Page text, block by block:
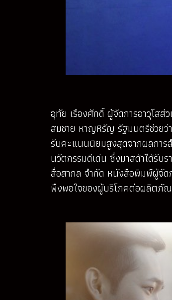
อุทัย เรืองศักดิ์ ผู้จัดการอาวุโส
สมชาย หาญหิรัญ รัฐมนตรีช่วยว่
รับคะแนนนิยมสูงสุดจากผลการ
นวัตกรรมดีเด่น ซึ่งมาสด้าได้รั
สื่อสากล จำกัด หนังสือพิมพ์ผู้จัด
พึงพอใจของผู้บริโภคต่อผลิตภัณ